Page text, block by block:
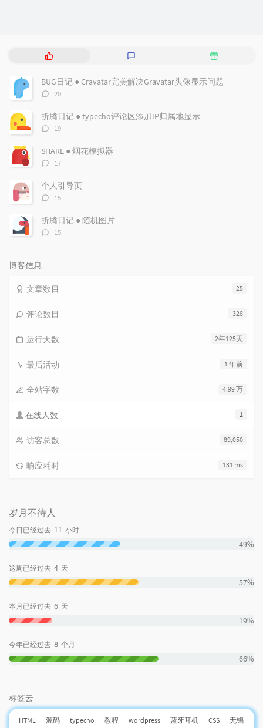
热
文
章
评
论
随
文
章
BUG日记 ● Cravatar完美解决Gravatar头像显示问题
评
数：
20
折腾日记 ● typecho评论区添加IP归属地显示
评
数：
19
SHARE ● 烟花模拟器
评
数：
17
个人引导页
评
数：
15
折腾日记 ● 随机图片
评
15
博客信息
25
文章数目
328
评论数目
2年125天
运行天数
1 年前
最后活动
4.99 万
全站字数
1
在线人数
89,050
访客总数
131 ms
响应耗时
岁月不待人
今日已经过去 11 小时
49%
这周已经过去 4 天
57%
本月已经过去 6 天
19%
今年已经过去 8 个月
66%
标签云
HTML 源码 typecho 教程 wordpress 蓝牙耳机 CSS 无锡